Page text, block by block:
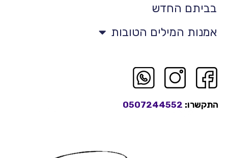
בביתם החדש
אמנות המילים הטובות
התקשרו: 0507244552